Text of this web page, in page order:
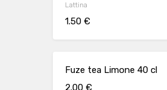
Lattina
1.50 €
Fuze tea Limone 40 cl
2.00 €